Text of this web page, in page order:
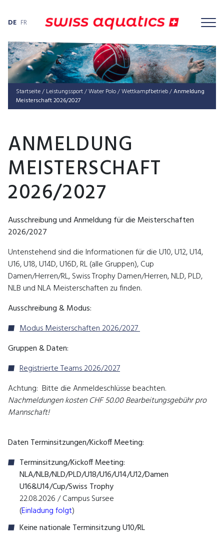
DE FR
Startseite/ Leis­tungs­sport/Water Polo/Wett­kampf­be­trieb/Anmeldung
Meisterschaft 2026/2027
ANMELDUNG
MEISTERSCHAFT
2026/2027
Ausschreibung und Anmeldung für die Meisterschaften
2026/2027
Untenstehend sind die Informationen für die U10, U12, U14,
U16, U18, U14D, U16D, RL (alle Gruppen), Cup
Damen/Herren/RL, Swiss Trophy Damen/Herren, NLD, PLD,
NLB und NLA Meisterschaften zu finden.
Ausschreibung & Modus:
Modus Meisterschaften 2026/2027
Gruppen & Daten:
Registrierte Teams 2026/2027
Achtung: Bitte die Anmeldeschlüsse beachten.
Nachmeldungen kosten CHF 50.00 Bearbeitungsgebühr pro
Mannschaft!
Daten Terminsitzungen/Kickoff Meeting:
Terminsitzung/Kickoff Meeting:
NLA/NLB/NLD/PLD/U18/U16/U14/U12/Damen
U16&U14/Cup/Swiss Trophy
22.08.2026 / Campus Sursee
(Einladung folgt)
Keine nationale Terminsitzung U10/RL